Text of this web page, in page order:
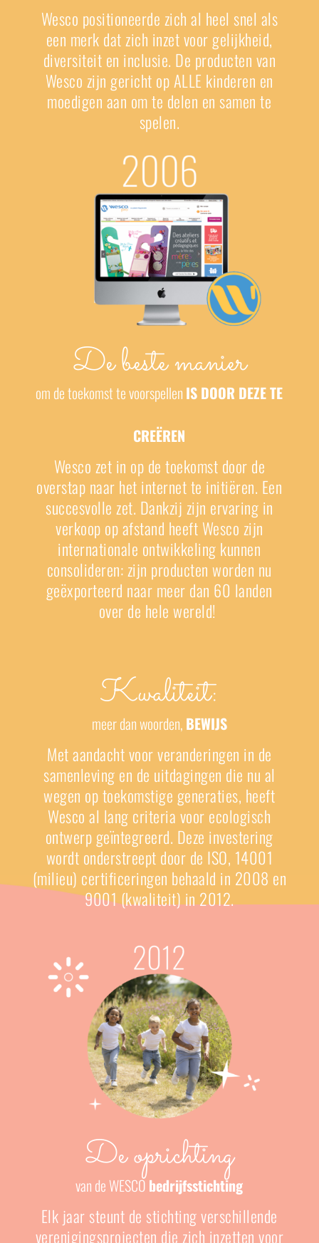
Wesco positioneerde zich al heel snel als
een merk dat zich inzet voor gelijkheid,
diversiteit en inclusie. De producten van
Wesco zijn gericht op ALLE kinderen en
moedigen aan om te delen en samen te
spelen.
De beste manier
om de toekomst te voorspellen IS DOOR DEZE TE
CREËREN
Wesco zet in op de toekomst door de
overstap naar het internet te initiëren. Een
succesvolle zet. Dankzij zijn ervaring in
verkoop op afstand heeft Wesco zijn
internationale ontwikkeling kunnen
consolideren: zijn producten worden nu
geëxporteerd naar meer dan 60 landen
over de hele wereld!
Kwaliteit:
meer dan woorden, BEWIJS
Met aandacht voor veranderingen in de
samenleving en de uitdagingen die nu al
wegen op toekomstige generaties, heeft
Wesco al lang criteria voor ecologisch
ontwerp geïntegreerd. Deze investering
wordt onderstreept door de ISO, 14001
(milieu) certificeringen behaald in 2008 en
9001 (kwaliteit) in 2012.
De oprichting
van de WESCO bedrijfsstichting
Elk jaar steunt de stichting verschillende
verenigingsprojecten die zich inzetten voor